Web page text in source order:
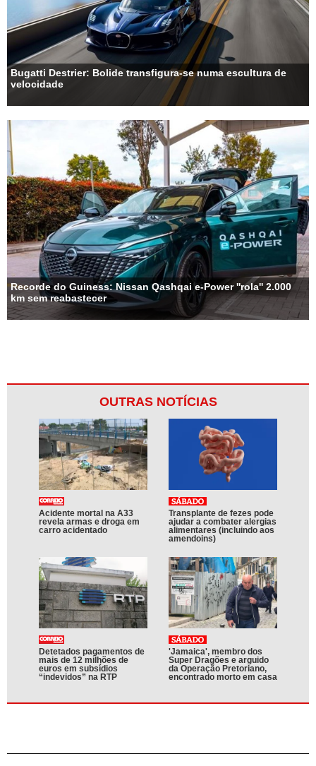
Bugatti Destrier: Bolide transfigura-se numa escultura de
velocidade
Recorde do Guiness: Nissan Qashqai e-Power ''rola'' 2.000
km sem reabastecer
OUTRAS NOTÍCIAS
Acidente mortal na A33
revela armas e droga em
carro acidentado
Transplante de fezes pode
ajudar a combater alergias
alimentares (incluindo aos
amendoins)
Detetados pagamentos de
mais de 12 milhões de
euros em subsídios
“indevidos” na RTP
'Jamaica', membro dos
Super Dragões e arguido
da Operação Pretoriano,
encontrado morto em casa